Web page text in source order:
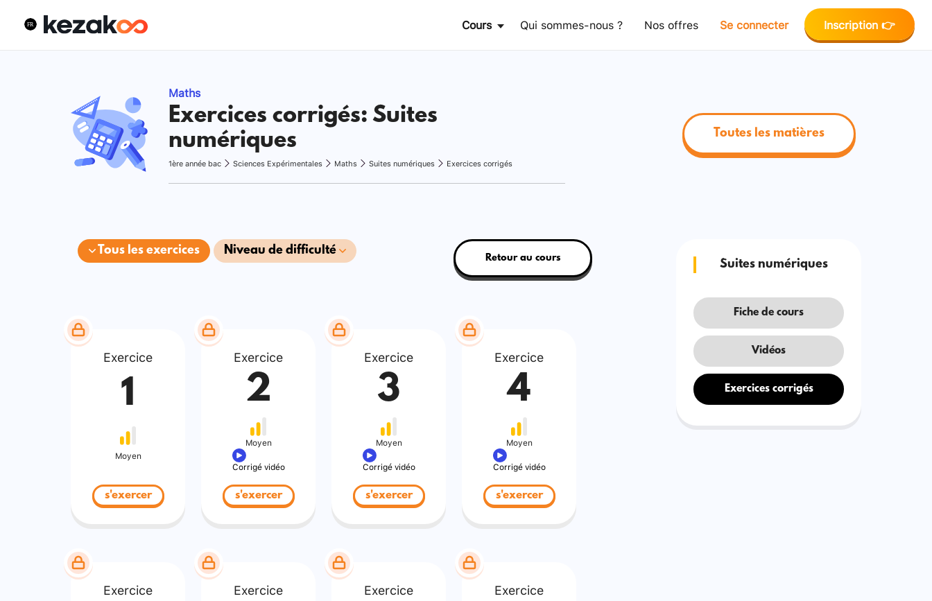
Cours Qui sommes-nous ? Nos offres Se connecter Inscription 👉
Maths
Exercices corrigés: Suites
numériques
1ère année bac Sciences Expérimentales Maths Suites numériques Exercices corrigés
Toutes les matières
Tous les exercices Niveau de difficulté
Retour au cours
Exercice
1
Moyen
s'exercer
Exercice
2
Moyen
Corrigé vidéo
s'exercer
Exercice
3
Moyen
Corrigé vidéo
s'exercer
Exercice
4
Moyen
Corrigé vidéo
s'exercer
Exercice Exercice Exercice Exercice
Suites numériques
Fiche de cours
Vidéos
Exercices corrigés